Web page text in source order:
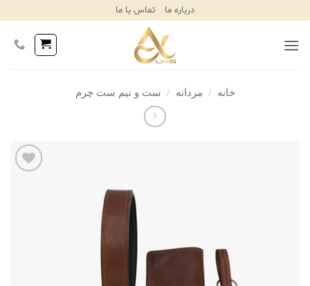
Content
درباره ما تماس با ما
خانه / مردانه / ست و نیم ست چرم